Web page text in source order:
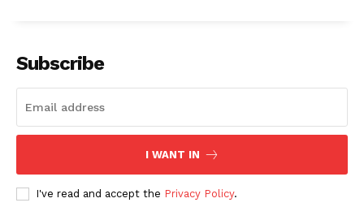
Subscribe
I WANT IN
I've read and accept the Privacy Policy.